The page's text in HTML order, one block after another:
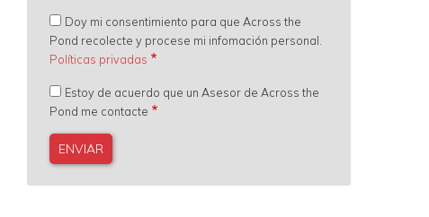
Doy mi consentimiento para que Across the
Pond recolecte y procese mi infomación personal.
Políticas privadas
Estoy de acuerdo que un Asesor de Across the
Pond me contacte